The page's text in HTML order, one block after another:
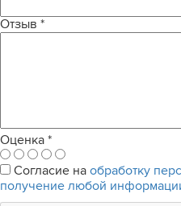
Отзыв *
Оценка *
Согласие на обработку
получение любой